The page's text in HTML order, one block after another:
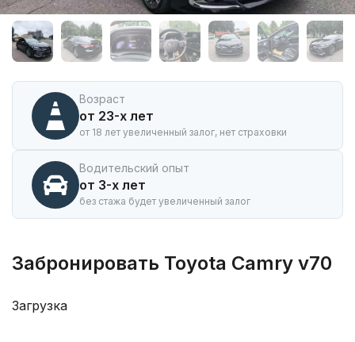
Аренда
автомобиля
Toyota
Camry
Иркутске
Возраст
от 23-х лет
от 18 лет увеличенный залог, нет страховки
Водительский опыт
от 3-х лет
без стажа будет увеличенный залог
Забронировать Toyota Camry v70
Загрузка